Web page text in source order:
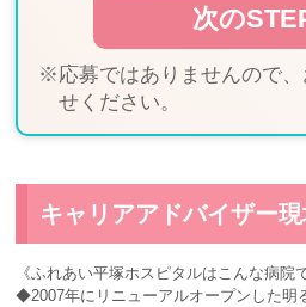
※応募ではありませんので
せください。
キャリアアドバイザー
《ふれあい平塚ホスピタルはこんな病院
◆2007年にリニューアルオープンした明